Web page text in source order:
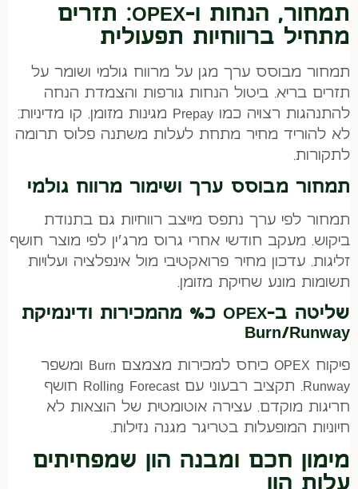
תמחור, הנחות ו-OPEX: תזרים
מתחיל ברווחיות תפעולית
תמחור מבוסס ערך מגן על מרווח גולמי ושומר על
תזרים בריא. ביטול הנחות גורפות והצמדת הנחה
להתנהגות רצויה כמו Prepay מגינות מזומן. קו מדיניות:
לא להוריד מחיר מתחת לעלות משתנה פלוס תרומה
לתקורות.
תמחור מבוסס ערך ושימור מרווח גולמי
תמחור לפי ערך נתפס מייצב רווחיות גם בתנודת
ביקוש. מעקב חודשי אחרי גרוס מרג׳ין לפי מוצר חושף
זליגות. עדכון מחיר פרואקטיבי מול אינפלציה ועלויות
תשומות מונע שחיקת מזומן.
שליטה ב-OPEX כ% מהמכירות ודינמיקת
Burn/Runway
פיקוח OPEX כיחס למכירות מצמצם Burn ומשפר
Runway. תקציב רבעוני עם Rolling Forecast חושף
חריגות מוקדם. עצירה אוטומטית של הוצאות לא
חיוניות המופעלות בטריגר מגנה נזילות.
מימון חכם ומבנה הון שמפחיתים